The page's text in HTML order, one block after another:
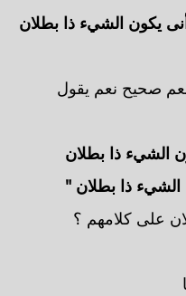
يكون الشيء ذا بطلان
صحيح نعم يقول
الشيء ذا بطلان
الشيء ذا بطلان "
على كلامهم ؟